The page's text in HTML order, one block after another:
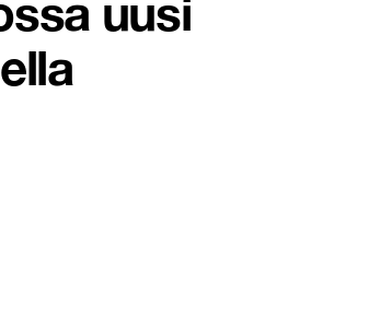
uusi